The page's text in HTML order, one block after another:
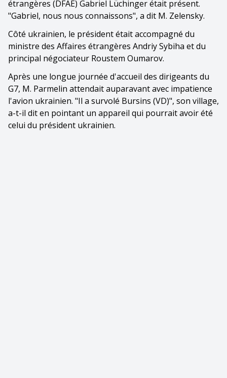
étrangères (DFAE) Gabriel Lüchinger était présent.
"Gabriel, nous nous connaissons", a dit M. Zelensky.
Côté ukrainien, le président était accompagné du
ministre des Affaires étrangères Andriy Sybiha et du
principal négociateur Roustem Oumarov.
Après une longue journée d'accueil des dirigeants du
G7, M. Parmelin attendait auparavant avec impatience
l'avion ukrainien. "Il a survolé Bursins (VD)", son village,
a-t-il dit en pointant un appareil qui pourrait avoir été
celui du président ukrainien.